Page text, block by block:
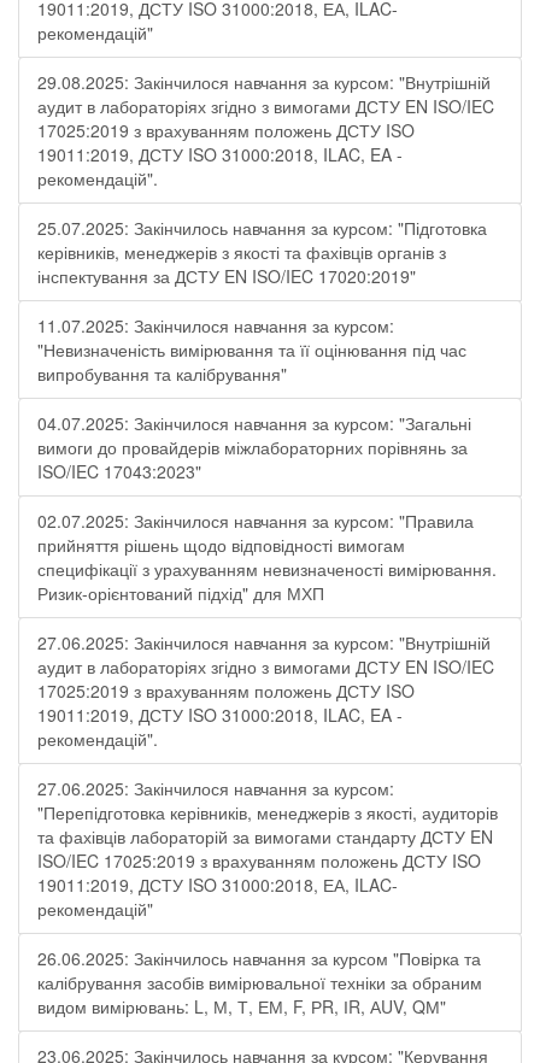
19011:2019, ДСТУ ISO 31000:2018, ЕА, ILAC-
рекомендацій"
29.08.2025: Закінчилося навчання за курсом: "Внутрішній
аудит в лабораторіях згідно з вимогами ДСТУ EN ISO/IEC
17025:2019 з врахуванням положень ДСТУ ISO
19011:2019, ДСТУ ISO 31000:2018, ILAC, EA -
рекомендацій".
25.07.2025: Закінчилось навчання за курсом: "Підготовка
керівників, менеджерів з якості та фахівців органів з
інспектування за ДСТУ EN ISO/IEC 17020:2019"
11.07.2025: Закінчилося навчання за курсом:
"Невизначеність вимірювання та її оцінювання під час
випробування та калібрування"
04.07.2025: Закінчилося навчання за курсом: "Загальні
вимоги до провайдерів міжлабораторних порівнянь за
ISO/IEC 17043:2023"
02.07.2025: Закінчилося навчання за курсом: "Правила
прийняття рішень щодо відповідності вимогам
специфікації з урахуванням невизначеності вимірювання.
Ризик-орієнтований підхід" для МХП
27.06.2025: Закінчилося навчання за курсом: "Внутрішній
аудит в лабораторіях згідно з вимогами ДСТУ EN ISO/IEC
17025:2019 з врахуванням положень ДСТУ ISO
19011:2019, ДСТУ ISO 31000:2018, ILAC, EA -
рекомендацій".
27.06.2025: Закінчилося навчання за курсом:
"Перепідготовка керівників, менеджерів з якості, аудиторів
та фахівців лабораторій за вимогами стандарту ДСТУ EN
ISO/IEC 17025:2019 з врахуванням положень ДСТУ ISO
19011:2019, ДСТУ ISO 31000:2018, ЕА, ILAC-
рекомендацій"
26.06.2025: Закінчилось навчання за курсом "Повірка та
калібрування засобів вимірювальної техніки за обраним
видом вимірювань: L, М, Т, ЕМ, F, РR, ІR, АUV, QМ"
23.06.2025: Закінчилось навчання за курсом: "Керування